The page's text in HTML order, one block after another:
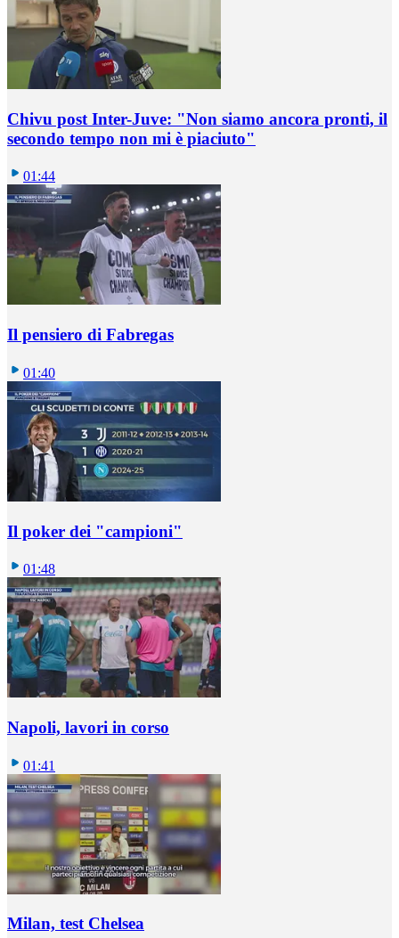
Chivu post Inter-Juve: "Non siamo ancora pronti, il
secondo tempo non mi è piaciuto"
01:44
Il pensiero di Fabregas
01:40
Il poker dei "campioni"
01:48
Napoli, lavori in corso
01:41
Milan, test Chelsea